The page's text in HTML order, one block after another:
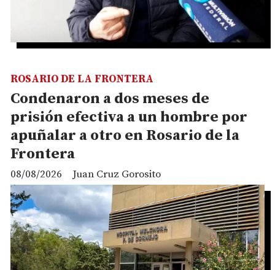
Condenaron a dos meses de
prisión efectiva a un hombre por
apuñalar a otro en Rosario de la
Frontera
Juan Cruz Gorosito
ROSARIO DE LA FRONTERA
08/08/2026